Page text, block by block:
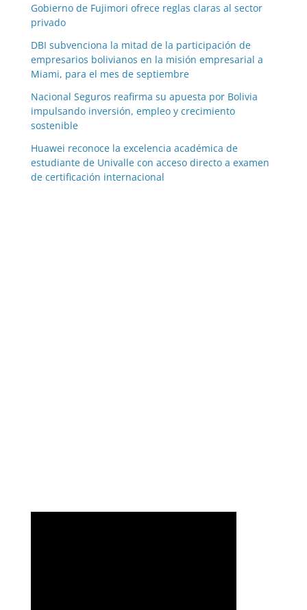
Gobierno de Fujimori ofrece reglas claras al sector
privado
DBI subvenciona la mitad de la participación de
empresarios bolivianos en la misión empresarial a
Miami, para el mes de septiembre
Nacional Seguros reafirma su apuesta por Bolivia
impulsando inversión, empleo y crecimiento
sostenible
Huawei reconoce la excelencia académica de
estudiante de Univalle con acceso directo a examen
de certificación internacional